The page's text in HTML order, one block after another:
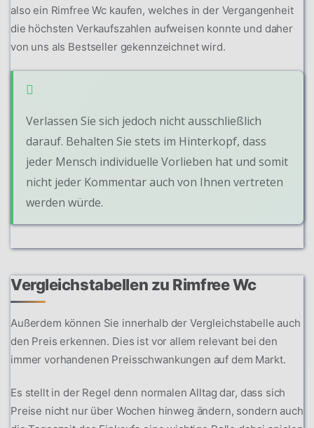
also ein Rimfree Wc kaufen, welches in der Vergangenheit
die höchsten Verkaufszahlen aufweisen konnte und daher
von uns als Bestseller gekennzeichnet wird.
Verlassen Sie sich jedoch nicht ausschließlich
darauf. Behalten Sie stets im Hinterkopf, dass
jeder Mensch individuelle Vorlieben hat und somit
nicht jeder Kommentar auch von Ihnen vertreten
werden würde.
Vergleichstabellen zu Rimfree Wc
Außerdem können Sie innerhalb der Vergleichstabelle auch
den Preis erkennen. Dies ist vor allem relevant bei den
immer vorhandenen Preisschwankungen auf dem Markt.
Es stellt in der Regel denn normalen Alltag dar, dass sich
Preise nicht nur über Wochen hinweg ändern, sondern auch